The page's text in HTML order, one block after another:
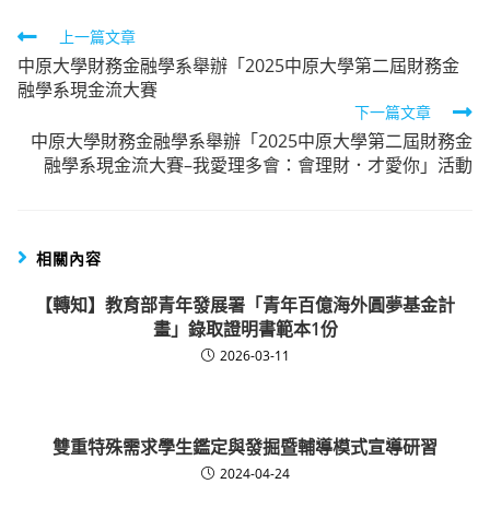
Read
more
articles
上一篇文章
中原大學財務金融學系舉辦「2025中原大學第二屆財務金
融學系現金流大賽
下一篇文章
中原大學財務金融學系舉辦「2025中原大學第二屆財務金
融學系現金流大賽–我愛理多會：會理財．才愛你」活動
相關內容
【轉知】教育部青年發展署「青年百億海外圓夢基金計
畫」錄取證明書範本1份
2026-03-11
雙重特殊需求學生鑑定與發掘暨輔導模式宣導研習
2024-04-24